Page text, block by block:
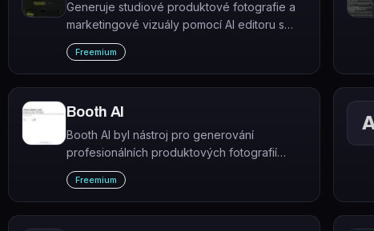
Generuje studiové produktové fotografie a
marketingové vizuály pomocí AI editoru s
přetahováním prvků.
Freemium
Booth AI
Booth AI byl nástroj pro generování
profesionálních produktových fotografií
pomocí AI z referenčních snímků a textového
promptu, bez potřeby fyzického focení.
Služba byla ke květnu 2025 ukončena.
Freemium